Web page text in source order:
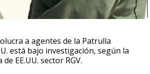
a agentes de la Patrulla
está bajo investigación, según la
EE.UU. sector RGV.